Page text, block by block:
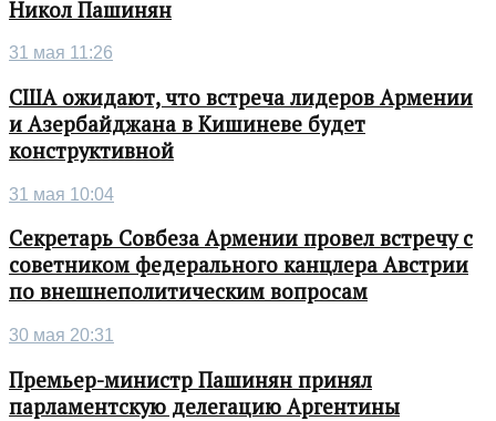
Никол Пашинян
31 мая 11:26
США ожидают, что встреча лидеров Армении
и Азербайджана в Кишиневе будет
конструктивной
31 мая 10:04
Секретарь Совбеза Армении провел встречу с
советником федерального канцлера Австрии
по внешнеполитическим вопросам
30 мая 20:31
Премьер-министр Пашинян принял
парламентскую делегацию Аргентины